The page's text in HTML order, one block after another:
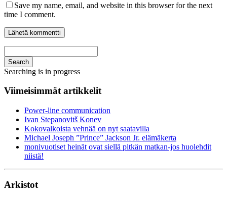
Save my name, email, and website in this browser for the next
time I comment.
Search
Searching is in progress
Viimeisimmät artikkelit
Power-line communication
Ivan Stepanovitš Konev
Kokovalkoista vehnää on nyt saatavilla
Michael Joseph ”Prince” Jackson Jr. elämäkerta
monivuotiset heinät ovat siellä pitkän matkan-jos huolehdit
niistä!
Arkistot